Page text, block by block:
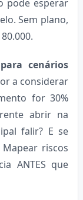
pode esperar
Sem plano,
cenários
a considerar
for 30%
abrir na
falir? E se
riscos
ANTES que